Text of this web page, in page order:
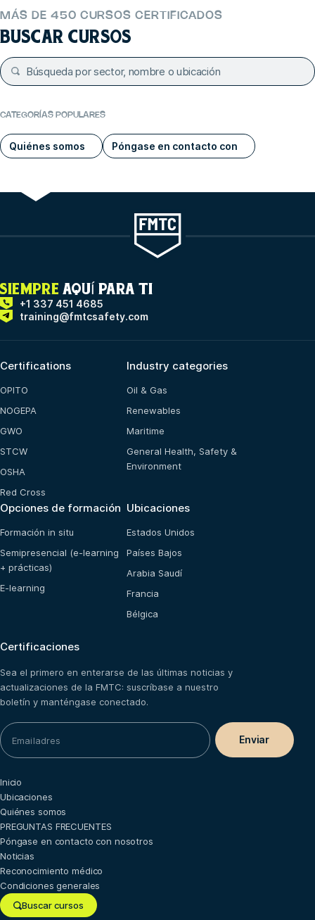
MÁS DE 450 CURSOS CERTIFICADOS
BUSCAR CURSOS
CATEGORÍAS POPULARES
Quiénes somos Póngase en contacto con
SIEMPRE AQUÍ PARA TI
+1 337 451 4685
training@fmtcsafety.com
Certifications
OPITO
NOGEPA
GWO
STCW
OSHA
Red Cross
Industry categories
Oil & Gas
Renewables
Maritime
General Health, Safety &
Environment
Opciones de formación
Formación in situ
Semipresencial (e-learning
+ prácticas)
E-learning
Ubicaciones
Estados Unidos
Países Bajos
Arabia Saudí
Francia
Bélgica
Certificaciones
Sea el primero en enterarse de las últimas noticias y
actualizaciones de la FMTC: suscríbase a nuestro
boletín y manténgase conectado.
Buscar cursos
Inicio
Ubicaciones
Quiénes somos
PREGUNTAS FRECUENTES
Póngase en contacto con nosotros
Noticias
Reconocimiento médico
Condiciones generales